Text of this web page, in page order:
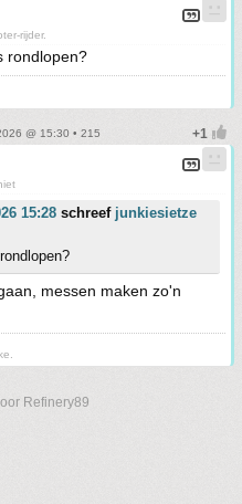
rijder.
rondlopen?
@ 15:30 • 215
15:28 schreef junkiesietze
messen maken zo'n
Refinery89